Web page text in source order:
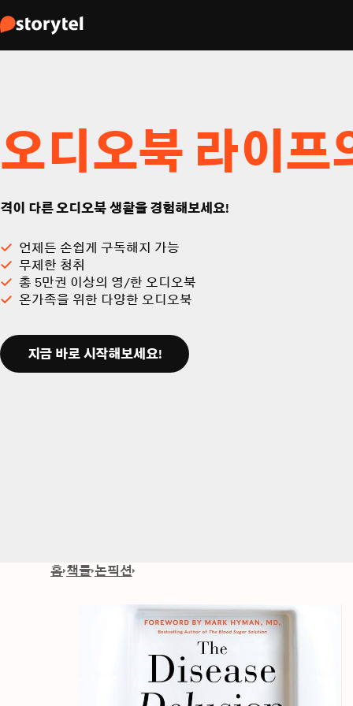
오디오북 라이프
격이 다른 오디오북 생활을 경험해보세요!
언제든 손쉽게 구독해지 가능
무제한 청취
총 5만권 이상의 영/한 오디오북
온가족을 위한 다양한 오디오북
지금 바로 시작해보세요!
홈 책들 논픽션